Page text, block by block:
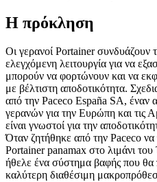
Η πρόκληση
Οι γερανοί Portainer συνδυάζουν
ελεγχόμενη λειτουργία για να
μπορούν να φορτώνουν και να
με βέλτιστη αποδοτικότητα.
από την Paceco España SA, έναν
γερανών για την Ευρώπη και τις
είναι γνωστοί για την
Όταν ζητήθηκε από την Paceco
Portainer panamax στο λιμάνι
ήθελε ένα σύστημα βαφής που θα
καλύτερη διαθέσιμη